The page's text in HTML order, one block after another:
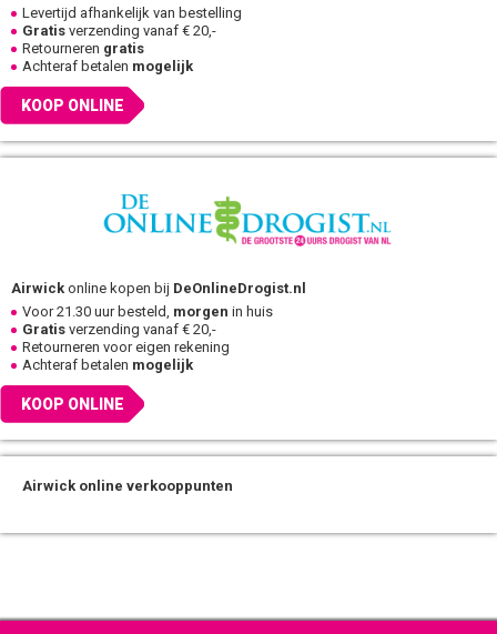
Levertijd afhankelijk van bestelling
Gratis verzending vanaf € 20,-
Retourneren gratis
Achteraf betalen mogelijk
KOOP ONLINE
Airwick online kopen bij DeOnlineDrogist.nl
Voor 21.30 uur besteld, morgen in huis
Gratis verzending vanaf € 20,-
Retourneren voor eigen rekening
Achteraf betalen mogelijk
KOOP ONLINE
Airwick online verkooppunten